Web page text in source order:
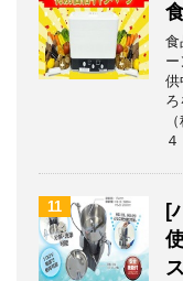
食
供
11
[